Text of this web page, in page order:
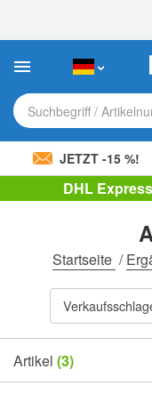
Sie:
Website
ein
Barrierefreiheitssystem.
Suchbegriff /
JETZT -15 %!
DHL
Startseite /
Artikel (3)